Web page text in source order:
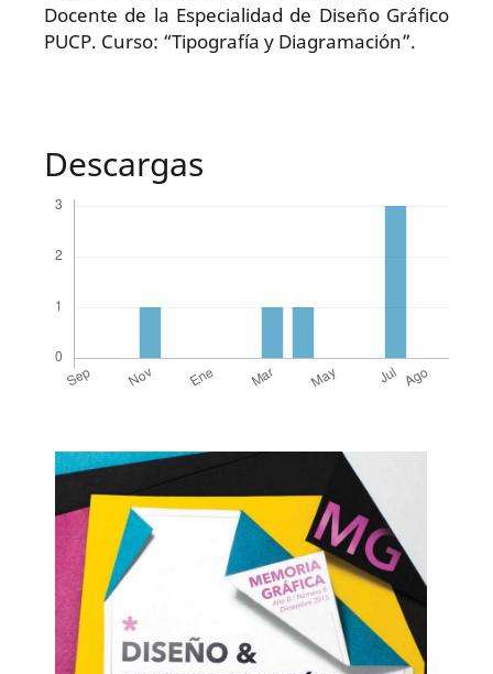
Docente de la Especialidad de Diseño Gráfico
PUCP. Curso: “Tipografía y Diagramación”.
Descargas